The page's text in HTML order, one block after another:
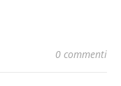
0 commenti